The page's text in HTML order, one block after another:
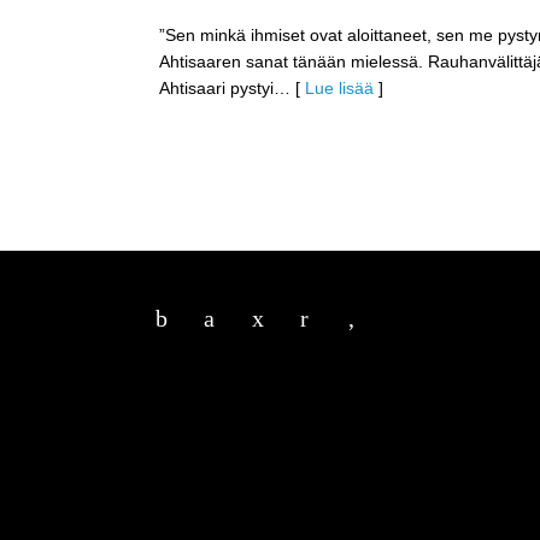
”Sen minkä ihmiset ovat aloittaneet, sen me
Ahtisaaren sanat tänään mielessä.
Ahtisaari pystyi … [ Lue lisää ]
b a x r ,